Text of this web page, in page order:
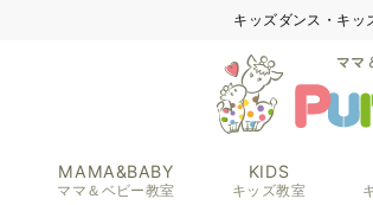
キッズダンス・キ
MAMA&BABY
ママ＆ベビー教室
KIDS
キッズ教室